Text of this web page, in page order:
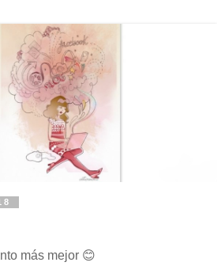
más mejor 😊